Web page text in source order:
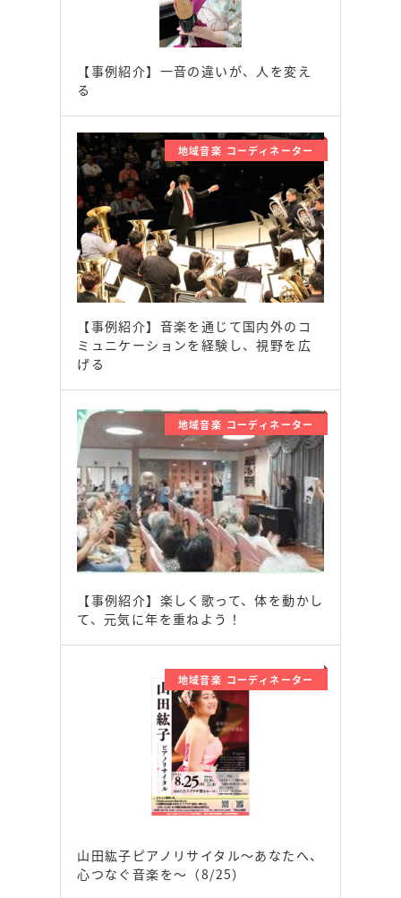
【事例紹介】一音の違いが、人を変え
る
地域音楽 コーディネーター
【事例紹介】音楽を通じて国内外のコ
ミュニケーションを経験し、視野を広
げる
地域音楽 コーディネーター
【事例紹介】楽しく歌って、体を動かし
て、元気に年を重ねよう！
地域音楽 コーディネーター
山田紘子ピアノリサイタル～あなたへ、
心つなぐ音楽を～（8/25）